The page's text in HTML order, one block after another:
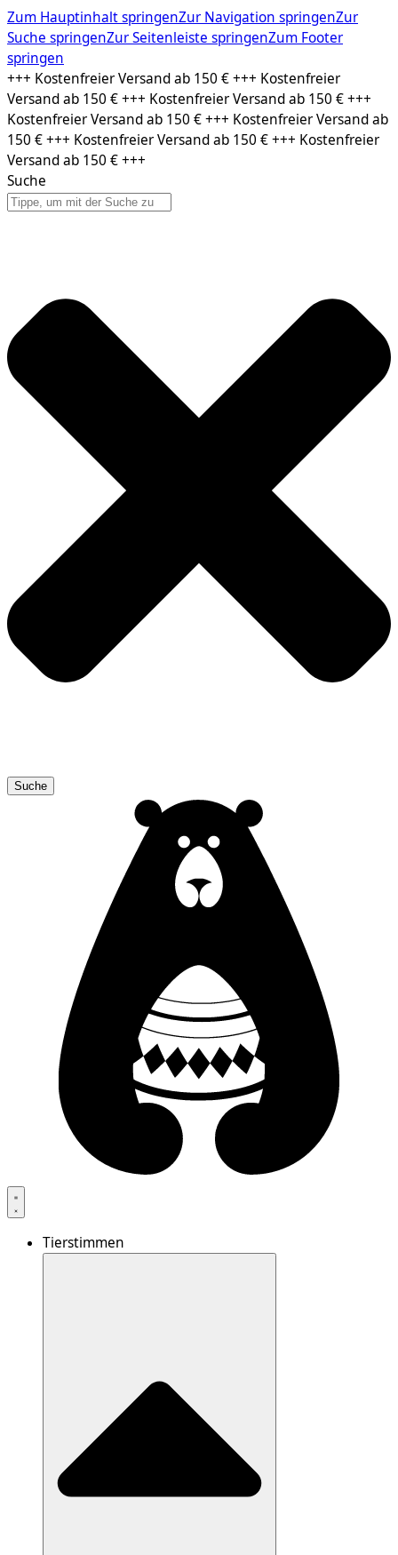
Zum Hauptinhalt springenZur Navigation springenZur
Suche springenZur Seitenleiste springenZum Footer
springen
Zum
Inhalt
springen
+++ Kostenfreier Versand ab 150 € +++ Kostenfreier
Versand ab 150 € +++ Kostenfreier Versand ab 150 € +++
Kostenfreier Versand ab 150 € +++ Kostenfreier Versand ab
150 € +++ Kostenfreier Versand ab 150 € +++ Kostenfreier
Versand ab 150 € +++
Suche
Suche
Tierstimmen